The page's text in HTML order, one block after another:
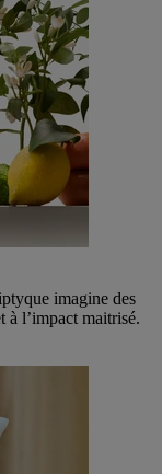
imagine des
à l’impact maitrisé.